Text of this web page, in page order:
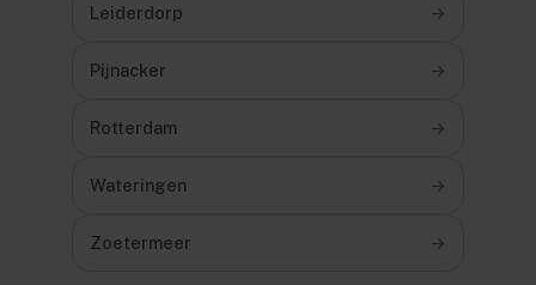
Leiderdorp →
Pijnacker →
Rotterdam →
Wateringen →
Zoetermeer →